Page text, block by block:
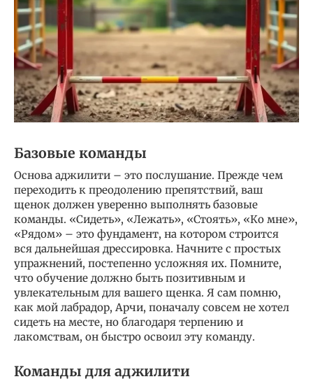
Базовые команды
Основа аджилити – это послушание. Прежде чем
переходить к преодолению препятствий, ваш
щенок должен уверенно выполнять базовые
команды. «Сидеть», «Лежать», «Стоять», «Ко мне»,
«Рядом» – это фундамент, на котором строится
вся дальнейшая дрессировка. Начните с простых
упражнений, постепенно усложняя их. Помните,
что обучение должно быть позитивным и
увлекательным для вашего щенка. Я сам помню,
как мой лабрадор, Арчи, поначалу совсем не хотел
сидеть на месте, но благодаря терпению и
лакомствам, он быстро освоил эту команду.
Команды для аджилити